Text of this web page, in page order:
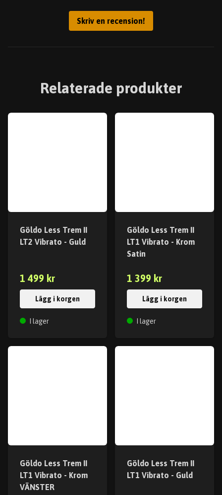
Skriv en recension!
Relaterade produkter
Göldo Less Trem II
LT2 Vibrato - Guld
1 499 kr
Lägg i korgen
I lager
Göldo Less Trem II
LT1 Vibrato - Krom
Satin
1 399 kr
Lägg i korgen
I lager
Göldo Less Trem II
LT1 Vibrato - Krom
VÄNSTER
Göldo Less Trem II
LT1 Vibrato - Guld